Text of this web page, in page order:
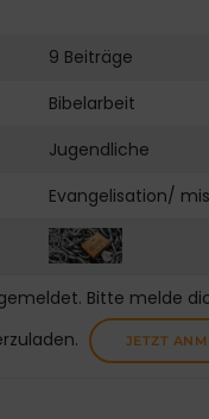
9 Beiträge
Bibelarbeit
Jugendliche
Evangelisation/
Bitte melde
JETZT